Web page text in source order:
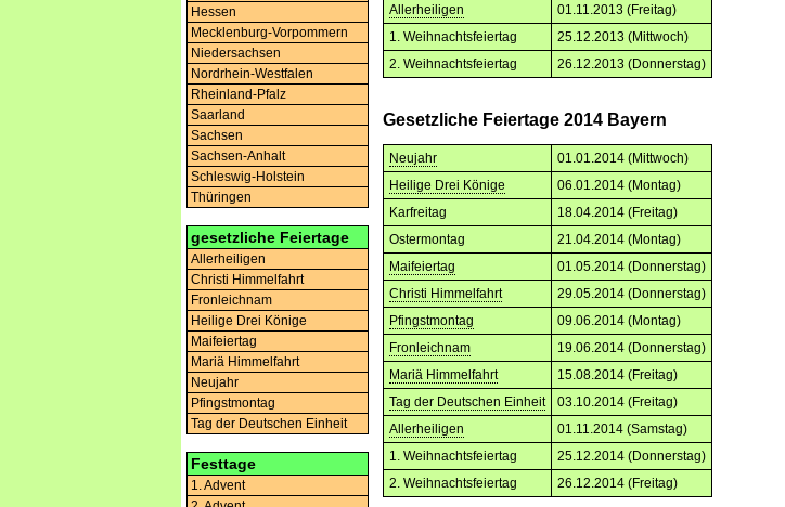
Hessen
Mecklenburg-Vorpommern
Niedersachsen
Nordrhein-Westfalen
Rheinland-Pfalz
Saarland
Sachsen
Sachsen-Anhalt
Schleswig-Holstein
Thüringen
gesetzliche Feiertage
Allerheiligen
Christi Himmelfahrt
Fronleichnam
Heilige Drei Könige
Maifeiertag
Mariä Himmelfahrt
Neujahr
Pfingstmontag
Tag der Deutschen Einheit
Festtage
1. Advent
Allerheiligen
01.11.2013 (Freitag)
1. Weihnachtsfeiertag
25.12.2013 (Mittwoch)
2. Weihnachtsfeiertag
26.12.2013 (Donnerstag)
Gesetzliche Feiertage 2014 Bayern
Neujahr
01.01.2014 (Mittwoch)
Heilige Drei Könige
06.01.2014 (Montag)
Karfreitag
18.04.2014 (Freitag)
Ostermontag
21.04.2014 (Montag)
Maifeiertag
01.05.2014 (Donnerstag)
Christi Himmelfahrt
29.05.2014 (Donnerstag)
Pfingstmontag
09.06.2014 (Montag)
Fronleichnam
19.06.2014 (Donnerstag)
Mariä Himmelfahrt
15.08.2014 (Freitag)
Tag der Deutschen Einheit
03.10.2014 (Freitag)
Allerheiligen
01.11.2014 (Samstag)
1. Weihnachtsfeiertag
25.12.2014 (Donnerstag)
2. Weihnachtsfeiertag
26.12.2014 (Freitag)